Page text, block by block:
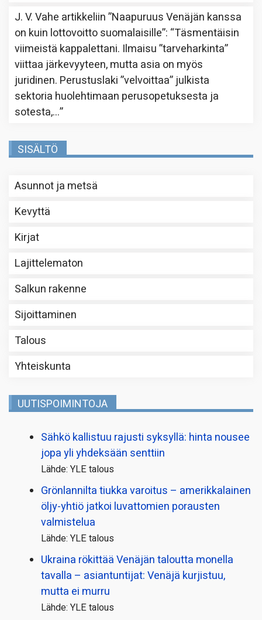
J. V. Vahe artikkeliin”Naapuruus Venäjän kanssa
on kuin lottovoitto suomalaisille”: “Täsmentäisin
viimeistä kappalettani. Ilmaisu ”tarveharkinta”
viittaa järkevyyteen, mutta asia on myös
juridinen. Perustuslaki ”velvoittaa” julkista
sektoria huolehtimaan perusopetuksesta ja
sotesta,…”
SISÄLTÖ
Asunnot ja metsä
Kevyttä
Kirjat
Lajittelematon
Salkun rakenne
Sijoittaminen
Talous
Yhteiskunta
UUTISPOIMINTOJA
Sähkö kallistuu rajusti syksyllä: hinta nousee
jopa yli yhdeksään senttiin
Lähde: YLE talous
Grönlannilta tiukka varoitus – amerikkalainen
öljy-yhtiö jatkoi luvattomien porausten
valmistelua
Lähde: YLE talous
Ukraina rökittää Venäjän taloutta monella
tavalla – asiantuntijat: Venäjä kurjistuu,
mutta ei murru
Lähde: YLE talous